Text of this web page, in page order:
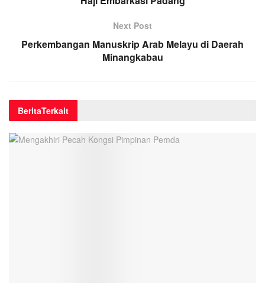
Next Post
Perkembangan Manuskrip Arab Melayu di Daerah
Minangkabau
BeritaTerkait